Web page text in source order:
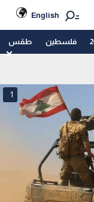
English
فلسطين طقس
1